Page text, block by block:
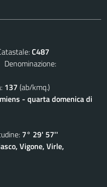
C487
Denominazione:
137 (ab/kmq.)
- quarta domenica di
7° 29' 57''
Vigone, Virle,